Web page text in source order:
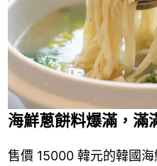
海鮮蔥餅料爆滿，滿
售價 15000 韓元的韓國